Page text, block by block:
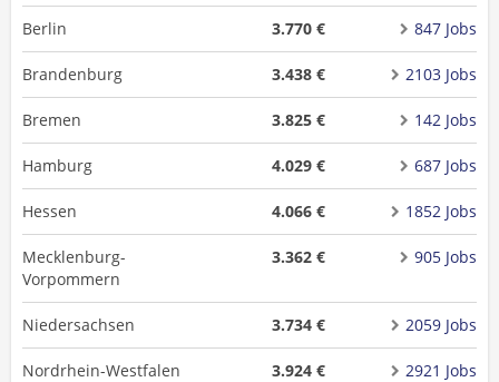
Berlin 3.770 € 847 Jobs
Brandenburg 3.438 € 2103 Jobs
Bremen 3.825 € 142 Jobs
Hamburg 4.029 € 687 Jobs
Hessen 4.066 € 1852 Jobs
Mecklenburg-
Vorpommern
3.362 € 905 Jobs
Niedersachsen 3.734 € 2059 Jobs
Nordrhein-Westfalen 3.924 € 2921 Jobs